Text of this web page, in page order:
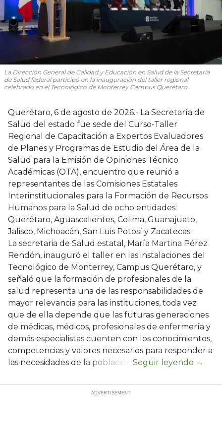
La Dirección General de Calidad y Educación en Salud de la Secretaría
de Salud federal participó en la inauguración del taller regional
celebrado en el Tecnológico de Monterrey Campus Querétaro.
Querétaro, 6 de agosto de 2026.- La Secretaría de
Salud del estado fue sede del Curso-Taller
Regional de Capacitación a Expertos Evaluadores
de Planes y Programas de Estudio del Área de la
Salud para la Emisión de Opiniones Técnico
Académicas (OTA), encuentro que reunió a
representantes de las Comisiones Estatales
Interinstitucionales para la Formación de Recursos
Humanos para la Salud de ocho entidades:
Querétaro, Aguascalientes, Colima, Guanajuato,
Jalisco, Michoacán, San Luis Potosí y Zacatecas.
La secretaria de Salud estatal, María Martina Pérez
Rendón, inauguró el taller en las instalaciones del
Tecnológico de Monterrey, Campus Querétaro, y
señaló que la formación de profesionales de la
salud representa una de las responsabilidades de
mayor relevancia para las instituciones, toda vez
que de ella depende que las futuras generaciones
de médicas, médicos, profesionales de enfermería y
demás especialistas cuenten con los conocimientos,
competencias y valores necesarios para responder a
las necesidades de la población.